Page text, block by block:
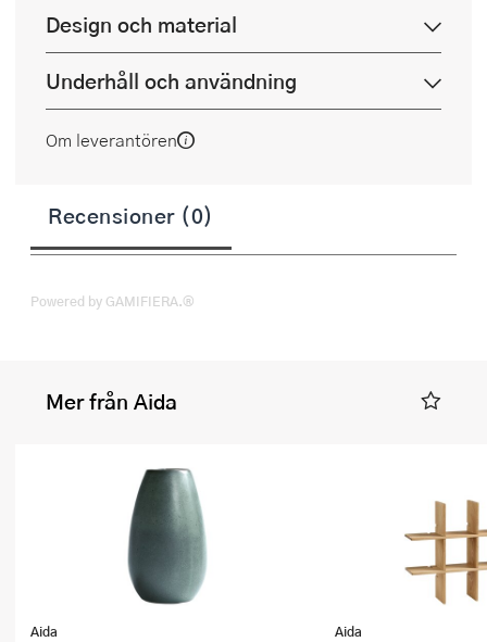
Design och material
Underhåll och användning
Om leverantören
Recensioner (0)
Powered by GAMIFIERA.®
Mer från Aida
Aida Aida